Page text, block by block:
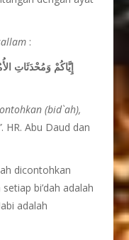
:
إِيَّاكُمْ وَمُحْدَثَاتِ
(bid`ah),
. HR. Abu Daud dan
dicontohkan
bi’dah adalah
adalah